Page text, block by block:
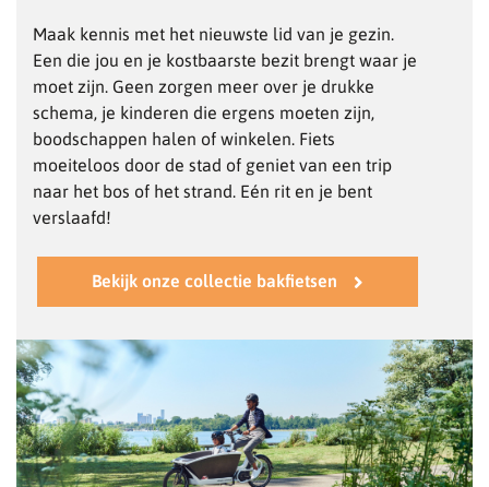
Maak kennis met het nieuwste lid van je gezin.
Een die jou en je kostbaarste bezit brengt waar je
moet zijn. Geen zorgen meer over je drukke
schema, je kinderen die ergens moeten zijn,
boodschappen halen of winkelen. Fiets
moeiteloos door de stad of geniet van een trip
naar het bos of het strand. Eén rit en je bent
verslaafd!
Bekijk onze collectie bakfietsen